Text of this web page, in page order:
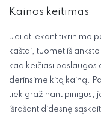
Kainos keitimas
Jei atliekant tikrinimo
kaštai, tuomet iš
kad keičiasi paslaugos
derinsime kitą kainą.
tiek gražinant pinigus,
išrašant didesnę